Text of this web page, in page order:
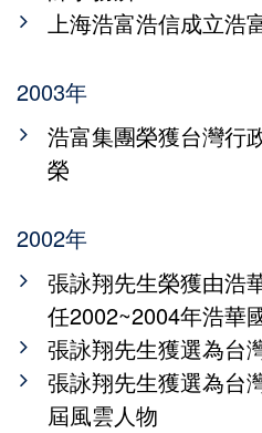
上海浩富浩信成立浩
2003年
浩富集團榮獲台灣行
榮
2002年
張詠翔先生榮獲由浩
任2002~2004年浩華
張詠翔先生獲選為台
張詠翔先生獲選為台
屆風雲人物